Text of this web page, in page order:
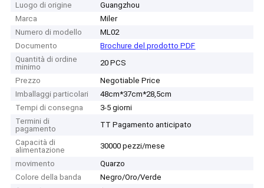
Luogo di origine
Guangzhou
Marca
Miler
Numero di modello
ML02
Documento
Brochure del prodotto PDF
Quantità di ordine
minimo
20 PCS
Prezzo
Negotiable Price
Imballaggi particolari
48cm*37cm*28,5cm
Tempi di consegna
3-5 giorni
Termini di
pagamento
TT Pagamento anticipato
Capacità di
alimentazione
30000 pezzi/mese
movimento
Quarzo
Colore della banda
Negro/Oro/Verde